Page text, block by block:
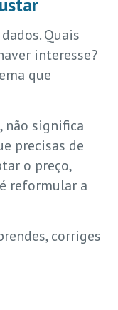
Quais
interesse?
que
não significa
precisas de
o preço,
reformular a
corriges